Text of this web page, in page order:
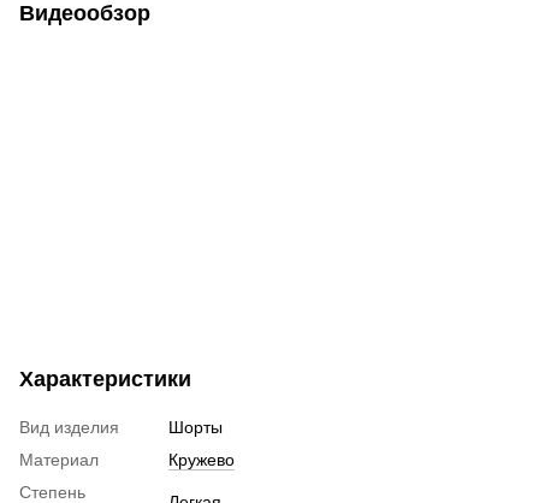
Видеообзор
Характеристики
Вид изделия
Шорты
Материал
Кружево
Степень